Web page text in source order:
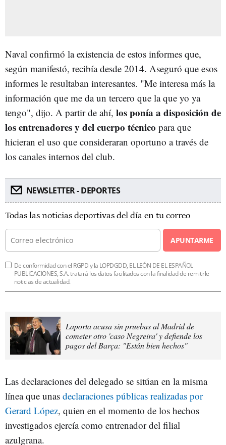
Naval confirmó la existencia de estos informes que,
según manifestó, recibía desde 2014. Aseguró que esos
informes le resultaban interesantes. "Me interesa más la
información que me da un tercero que la que yo ya
tengo", dijo. A partir de ahí, los ponía a disposición de
los entrenadores y del cuerpo técnico para que
hicieran el uso que consideraran oportuno a través de
los canales internos del club.
NEWSLETTER - DEPORTES
Todas las noticias deportivas del día en tu correo
APUNTARME
De conformidad con el RGPD y la LOPDGDD, EL LEÓN DE EL ESPAÑOL
PUBLICACIONES, S.A. tratará los datos facilitados con la finalidad de remitirle
noticias de actualidad.
Laporta acusa sin pruebas al Madrid de
cometer otro 'caso Negreira' y defiende los
pagos del Barça: "Están bien hechos"
Las declaraciones del delegado se sitúan en la misma
línea que unas declaraciones públicas realizadas por
Gerard López, quien en el momento de los hechos
investigados ejercía como entrenador del filial
azulgrana.